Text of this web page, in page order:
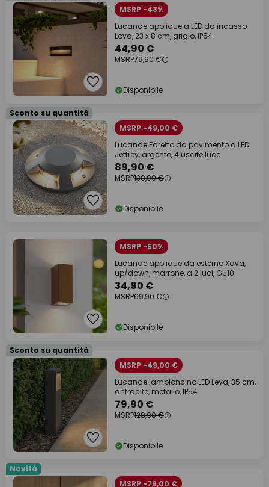
MSRP -43%
Lucande applique a LED da incasso
Loya, 23 x 8 cm, grigio, IP54
44,90 €
MSRP79,90 €
Disponibile
Sconto su quantità
MSRP -49,00 €
Lucande Faretto da pavimento a LED
Jeffrey, argento, 4 uscite luce
89,90 €
MSRP138,90 €
Disponibile
MSRP -50%
Lucande applique da esterno Xava,
up/down, marrone, a 2 luci, GU10
34,90 €
MSRP69,90 €
Disponibile
Sconto su quantità
MSRP -49,00 €
Lucande lampioncino LED Leya, 35 cm,
antracite, metallo, IP54
79,90 €
MSRP128,90 €
Disponibile
Novità
MSRP -79,00 €